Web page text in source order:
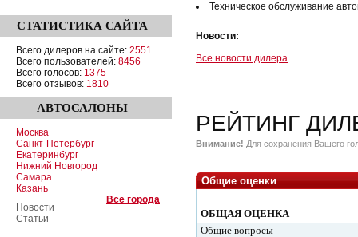
СТАТИСТИКА САЙТА
Всего дилеров на сайте: 2551
Всего пользователей: 8456
Всего голосов: 1375
Всего отзывов: 1810
АВТОСАЛОНЫ
Москва
Санкт-Петербург
Екатеринбург
Нижний Новгород
Самара
Казань
Все города
Новости
Статьи
Техническое обслуживание
Новости:
Все новости дилера
РЕЙТИНГ
Внимание! Для сохранения Вашего
Общие оценки
ОБЩАЯ ОЦЕНКА
Общие вопросы